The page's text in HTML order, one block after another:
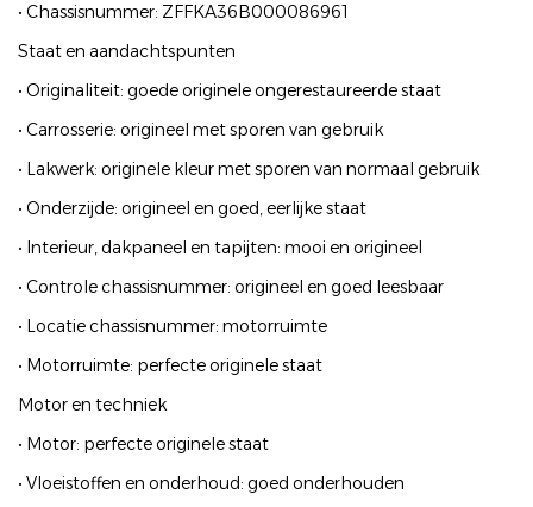
• Chassisnummer: ZFFKA36B000086961
Staat en aandachtspunten
• Originaliteit: goede originele ongerestaureerde staat
• Carrosserie: origineel met sporen van gebruik
• Lakwerk: originele kleur met sporen van normaal gebruik
• Onderzijde: origineel en goed, eerlijke staat
• Interieur, dakpaneel en tapijten: mooi en origineel
• Controle chassisnummer: origineel en goed leesbaar
• Locatie chassisnummer: motorruimte
• Motorruimte: perfecte originele staat
Motor en techniek
• Motor: perfecte originele staat
• Vloeistoffen en onderhoud: goed onderhouden